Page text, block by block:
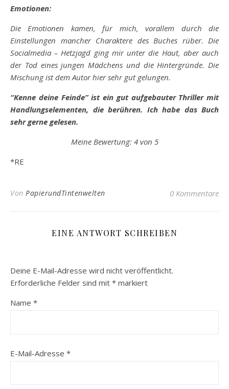
Emotionen:
Die Emotionen kamen, für mich, vorallem durch die
Einstellungen mancher Charaktere des Buches rüber. Die
Socialmedia – Hetzjagd ging mir unter die Haut, aber auch
der Tod eines jungen Mädchens und die Hintergründe. Die
Mischung ist dem Autor hier sehr gut gelungen.
“Kenne deine Feinde” ist ein gut aufgebauter Thriller mit
Handlungselementen, die berühren. Ich habe das Buch
sehr gerne gelesen.
Meine Bewertung: 4 von 5
*RE
Von PapierundTintenwelten 0 Kommentare
EINE ANTWORT SCHREIBEN
Deine E-Mail-Adresse wird nicht veröffentlicht.
Erforderliche Felder sind mit * markiert
Name *
E-Mail-Adresse *